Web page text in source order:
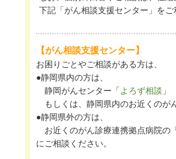
下記「がん相談支援センター」をご
【がん相談支援センター】
お困りごとやご相談がある方は、
●静岡県内の方は、
静岡がんセンター「 よろず相談 」
もしくは、静岡県内のお近くのが
●静岡県外の方は、
お近くのがん診療連携拠点病院の
にご相談ください。